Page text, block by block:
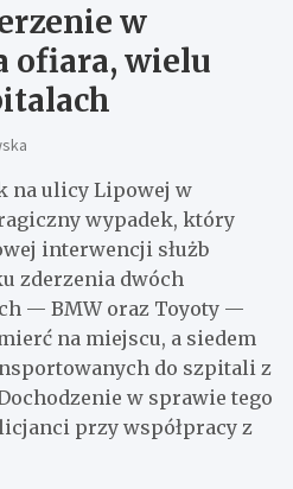
w
ofiara, wielu
na ulicy Lipowej w
wypadek, który
interwencji służb
zderzenia dwóch
— BMW oraz Toyoty —
na miejscu, a siedem
do szpitali z
w sprawie tego
przy współpracy z